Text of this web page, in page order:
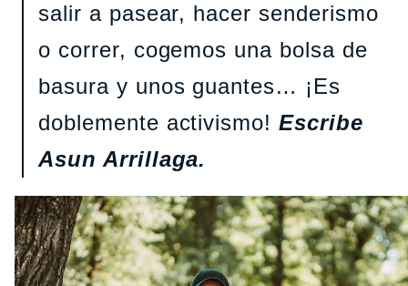
salir a pasear, hacer senderismo
o correr, cogemos una bolsa de
basura y unos guantes… ¡Es
doblemente activismo! Escribe
Asun Arrillaga.